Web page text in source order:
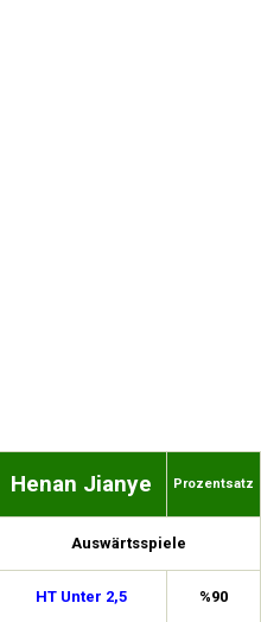
Henan Jianye Prozentsatz
Auswärtsspiele
HT Unter 2,5 %90